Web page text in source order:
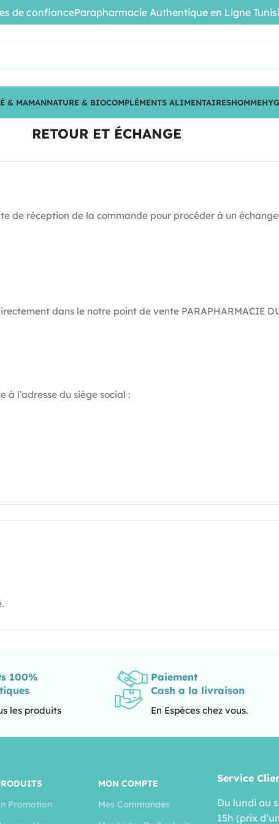
& MAMANNATURE & BIOCOMPLÉMENTS ALIMENTAIRESHOMME
RETOUR ET ÉCHANGE
de réception de la commande pour procéder à un
dans le notre point de vente PARAPHARMACIE
l’adresse du siège social :
100%
les produits
Paiement
Cash a la livraison
En Espèces chez vous.
Promotion
MON COMPTE
Mes Commandes
Service
Du lundi au
15h (prix
de confianceParapharmacie Authentique en Ligne Tunisie